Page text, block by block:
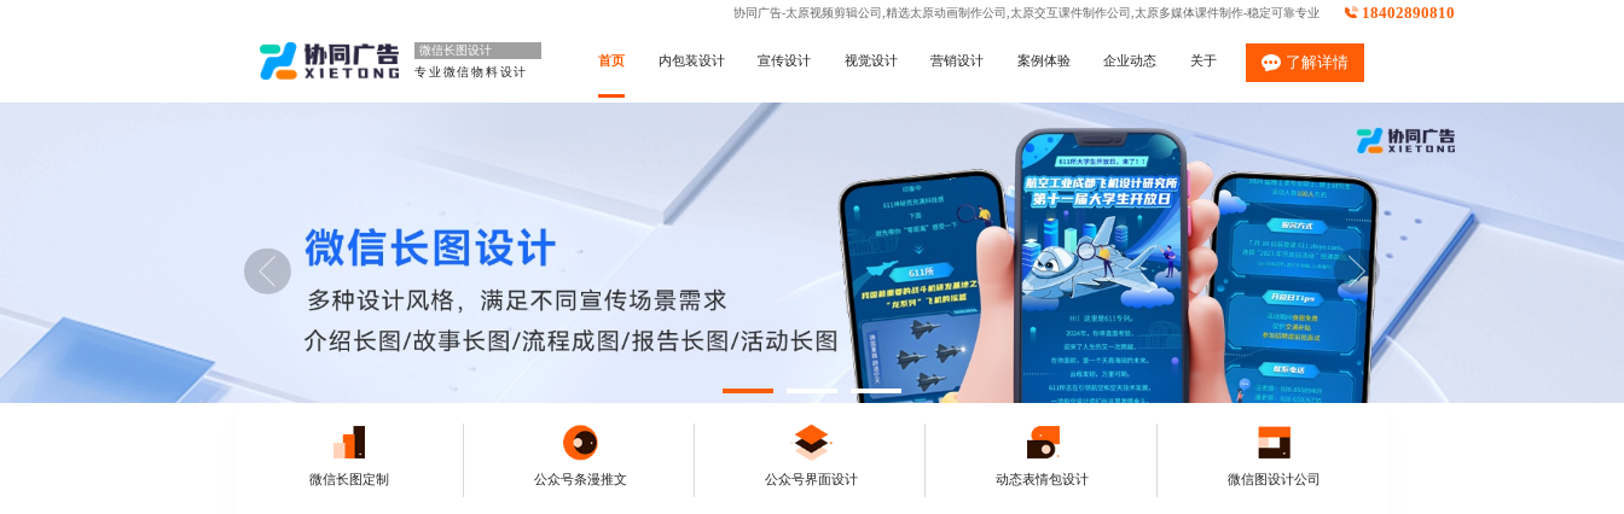
协同广告-太原视频剪辑公司,精选太原动画制作公司,太原交互课件制作公司,太原多媒体课件制作-稳定可靠专业 18402890810
微信长图设计
专业微信物料设计
首页 内包装设计 宣传设计 视觉设计 营销设计 案例体验 企业动态 关于 了解详情
微信长图定制 公众号条漫推文 公众号界面设计 动态表情包设计 微信图设计公司